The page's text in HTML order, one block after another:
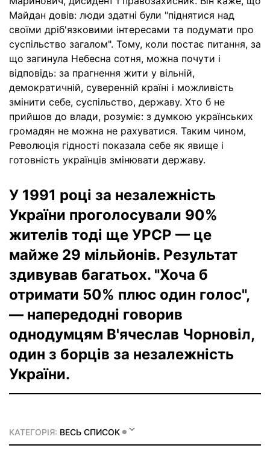
Майдан довів: люди здатні були "піднятися над
своїми дріб'язковими інтересами та подумати про
суспільство загалом". Тому, коли постає питання, за
що загинула Небесна сотня, можна почути і
відповідь: за прагнення жити у вільній,
демократичній, суверенній країні і можливість
змінити себе, суспільство, державу. Хто б не
прийшов до влади, розуміє: з думкою українських
громадян не можна не рахуватися. Таким чином,
Революція гідності показала себе як явище і
готовність українців змінювати державу.
У 1991 році за незалежність
України проголосували 90%
жителів тоді ще УРСР — це
майже 29 мільйонів. Результат
здивував багатьох. "Хоча б
отримати 50% плюс один голос",
— напередодні говорив
однодумцям В'ячеслав Чорновіл,
один з борців за незалежність
України.
КАТЕГОРІЯ: ВЕСЬ СПИСОК